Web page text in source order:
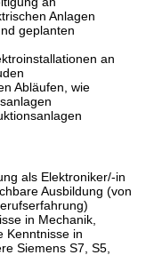
Anlagen
geplanten
an
Abläufen, wie
als Elektroniker/-in
Ausbildung (von
in Mechanik,
Kenntnisse in
Siemens S7, S5,